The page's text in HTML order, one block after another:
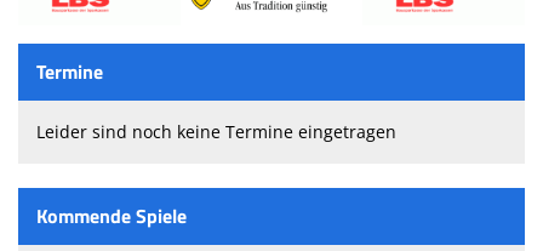
Termine
Leider sind noch keine Termine eingetragen
Kommende Spiele